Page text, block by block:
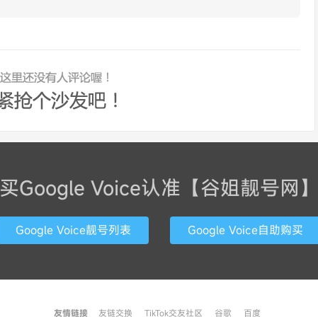
买Google Voice认准【谷姐靓号网
Google Voice靓号列表 Google Voice自助购买
友情链接 友链交换 TikTok交友社区 谷歌 百度